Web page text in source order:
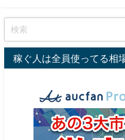
稼ぐ人は全員使ってる相